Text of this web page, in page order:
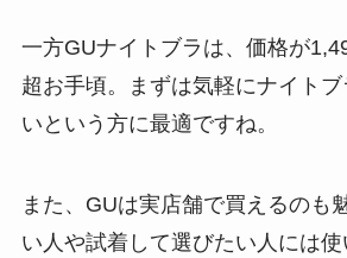
一方GUナイトブラは、価格が
超お手頃。まずは気軽にナイト
いという方に最適ですね。
また、GUは実店舗で買えるのも
い人や試着して選びたい人には